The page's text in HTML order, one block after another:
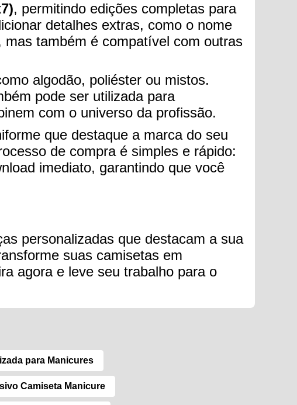
, permitindo edições completas para
detalhes extras, como o nome
também é compatível com outras
algodão, poliéster ou mistos.
pode ser utilizada para
com o universo da profissão.
que destaque a marca do seu
de compra é simples e rápido:
imediato, garantindo que você
personalizadas que destacam a sua
suas camisetas em
agora e leve seu trabalho para o
para Manicures
Camiseta Manicure